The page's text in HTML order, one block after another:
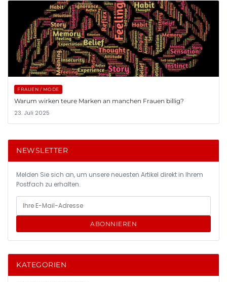
FRAUEN / MODE
Warum wirken teure Marken an manchen Frauen billig?
23. Juli 2025
NEWSLETTER
Melden Sie sich an, um unsere neuesten Artikel direkt in Ihrem
Postfach zu erhalten.
ABONNIEREN
KATEGORIEN